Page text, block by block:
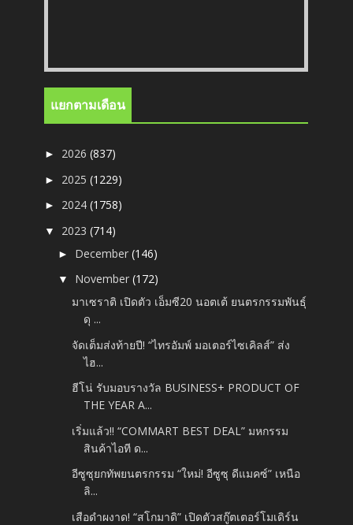
แยกตามเดือน
► 2026(837)
► 2025(1229)
► 2024(1758)
▼ 2023(714)
► December(146)
▼ November(172)
มาเซราติ เปิดตัว เอ็มซี20 นอตเต้ ยนตรกรรมพันธุ์
ดุ ...
จัดเต็มส่งท้ายปี! “ไทรอัมพ์ มอเตอร์ไซเคิลส์” ส่ง
ไฮ...
ฮีโน่ รับมอบรางวัล BUSINESS+ PRODUCT OF
THE YEAR A...
เริ่มแล้ว!! “COMMART BEST DEAL” มหกรรม
สินค้าไอที ด...
อีซูซุยกทัพยนตรกรรม “ใหม่! อีซูซุ ดีแมคซ์” เหนือ
ลิ...
เสือดำผงาด! “สโกมาดิ” เปิดตัวสกู๊ตเตอร์โมเดิร์น